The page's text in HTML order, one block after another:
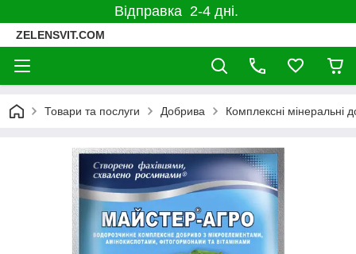
Відправка 2-4 дні.
ZELENSVIT.COM
Товари та послуги Добрива Комплексні мінеральні